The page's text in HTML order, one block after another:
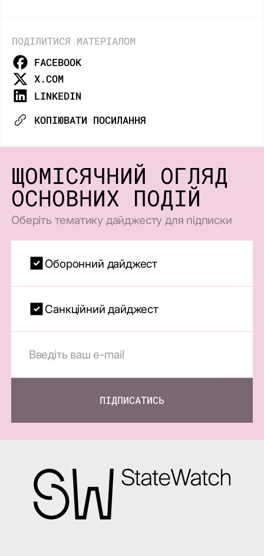
ПОДІЛИТИСЯ МАТЕРІАЛОМ
FACEBOOK
X.COM
LINKEDIN
КОПІЮВАТИ ПОСИЛАННЯ
ЩОМІСЯЧНИЙ ОГЛЯД
ОСНОВНИХ ПОДІЙ
Оберіть тематику дайджесту для підписки
Оборонний дайджест
Санкційний дайджест
ПІДПИСАТИСЬ